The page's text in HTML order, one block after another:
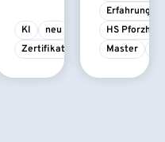
KI
neu
Zertifikatskurs
HS
Master